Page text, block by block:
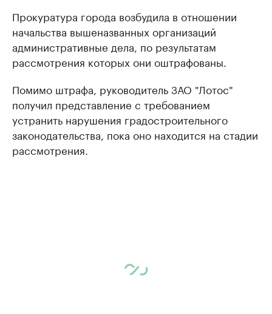
Прокуратура города возбудила в отношении
начальства вышеназванных организаций
административные дела, по результатам
рассмотрения которых они оштрафованы.
Помимо штрафа, руководитель ЗАО "Лотос"
получил представление с требованием
устранить нарушения градостроительного
законодательства, пока оно находится на стадии
рассмотрения.